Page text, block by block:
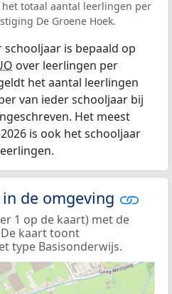
totaal aantal leerlingen per
De Groene Hoek.
is bepaald op
over leerlingen per
het aantal leerlingen
van ieder schooljaar bij
Het meest
is ook het schooljaar
de omgeving
1 op de kaart) met de
kaart toont
type Basisonderwijs.